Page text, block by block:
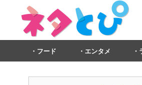
フード エンタメ